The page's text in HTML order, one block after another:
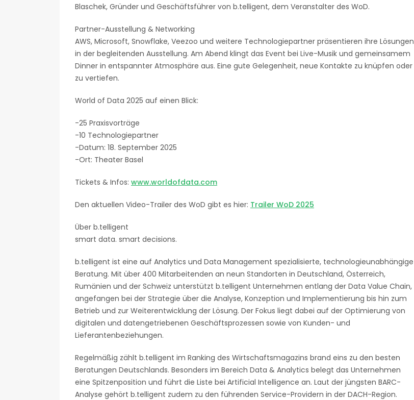
Blaschek, Gründer und Geschäftsführer von b.telligent, dem Veranstalter des WoD.
Partner-Ausstellung & Networking
AWS, Microsoft, Snowflake, Veezoo und weitere Technologiepartner präsentieren ihre Lösungen
in der begleitenden Ausstellung. Am Abend klingt das Event bei Live-Musik und gemeinsamem
Dinner in entspannter Atmosphäre aus. Eine gute Gelegenheit, neue Kontakte zu knüpfen oder
zu vertiefen.
World of Data 2025 auf einen Blick:
-25 Praxisvorträge
-10 Technologiepartner
-Datum: 18. September 2025
-Ort: Theater Basel
Tickets & Infos: www.worldofdata.com
Den aktuellen Video-Trailer des WoD gibt es hier: Trailer WoD 2025
Über b.telligent
smart data. smart decisions.
b.telligent ist eine auf Analytics und Data Management spezialisierte, technologieunabhängige
Beratung. Mit über 400 Mitarbeitenden an neun Standorten in Deutschland, Österreich,
Rumänien und der Schweiz unterstützt b.telligent Unternehmen entlang der Data Value Chain,
angefangen bei der Strategie über die Analyse, Konzeption und Implementierung bis hin zum
Betrieb und zur Weiterentwicklung der Lösung. Der Fokus liegt dabei auf der Optimierung von
digitalen und datengetriebenen Geschäftsprozessen sowie von Kunden- und
Lieferantenbeziehungen.
Regelmäßig zählt b.telligent im Ranking des Wirtschaftsmagazins brand eins zu den besten
Beratungen Deutschlands. Besonders im Bereich Data & Analytics belegt das Unternehmen
eine Spitzenposition und führt die Liste bei Artificial Intelligence an. Laut der jüngsten BARC-
Analyse gehört b.telligent zudem zu den führenden Service-Providern in der DACH-Region.